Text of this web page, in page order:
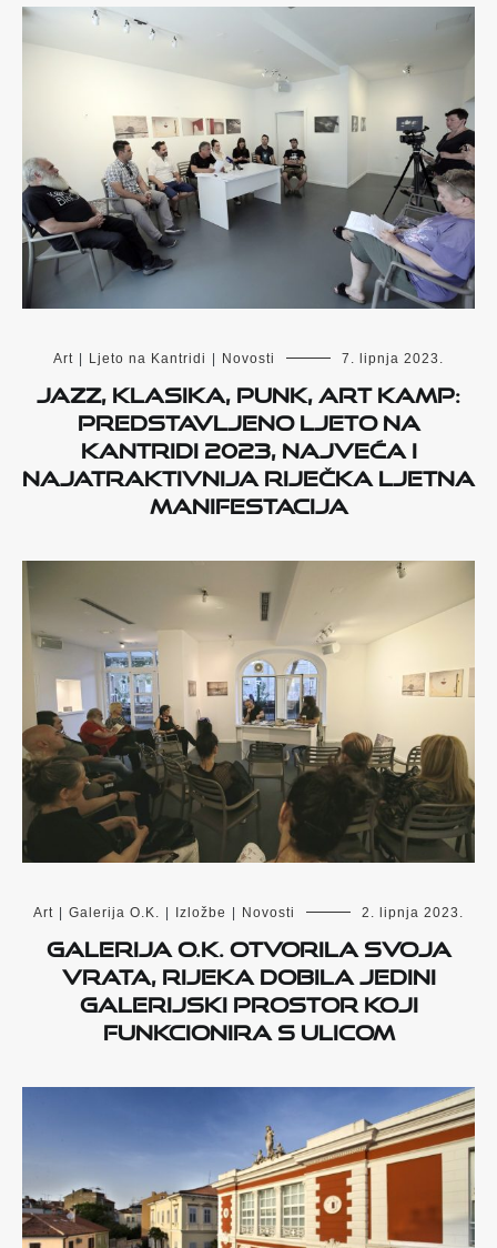
Art Ljeto na Kantridi Novosti 7. lipnja 2023.
Jazz, klasika, punk, Art Kamp:
Predstavljeno Ljeto na
Kantridi 2023, najveća i
najatraktivnija riječka ljetna
manifestacija
Art Galerija O.K. Izložbe Novosti 2. lipnja 2023.
Galerija O.K. otvorila svoja
vrata, Rijeka dobila jedini
galerijski prostor koji
funkcionira s ulicom